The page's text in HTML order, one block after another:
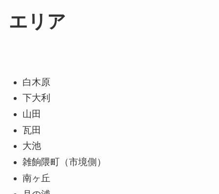
エリア
白木原
下大利
山田
瓦田
大池
雑餉隈町（市境側）
南ヶ丘